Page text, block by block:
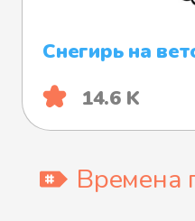
Снегирь на
14.6 K
Времена